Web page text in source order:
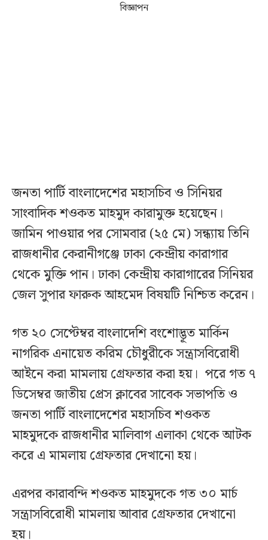
বিজ্ঞাপন
জনতা পার্টি বাংলাদেশের মহাসচিব ও সিনিয়র
সাংবাদিক শওকত মাহমুদ কারামুক্ত হয়েছেন।
জামিন পাওয়ার পর সোমবার (২৫ মে) সন্ধ্যায় তিনি
রাজধানীর কেরানীগঞ্জে ঢাকা কেন্দ্রীয় কারাগার
থেকে মুক্তি পান। ঢাকা কেন্দ্রীয় কারাগারের সিনিয়র
জেল সুপার ফারুক আহমেদ বিষয়টি নিশ্চিত করেন।
গত ২০ সেপ্টেম্বর বাংলাদেশি বংশোদ্ভূত মার্কিন
নাগরিক এনায়েত করিম চৌধুরীকে সন্ত্রাসবিরোধী
আইনে করা মামলায় গ্রেফতার করা হয়। পরে গত ৭
ডিসেম্বর জাতীয় প্রেস ক্লাবের সাবেক সভাপতি ও
জনতা পার্টি বাংলাদেশের মহাসচিব শওকত
মাহমুদকে রাজধানীর মালিবাগ এলাকা থেকে আটক
করে এ মামলায় গ্রেফতার দেখানো হয়।
এরপর কারাবন্দি শওকত মাহমুদকে গত ৩০ মার্চ
সন্ত্রাসবিরোধী মামলায় আবার গ্রেফতার দেখানো
হয়।